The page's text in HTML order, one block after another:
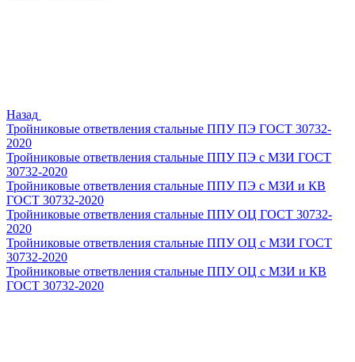
Назад
Тройниковые ответвления стальные ППУ ПЭ ГОСТ 30732-
2020
Тройниковые ответвления стальные ППУ ПЭ с МЗИ ГОСТ
30732-2020
Тройниковые ответвления стальные ППУ ПЭ с МЗИ и КВ
ГОСТ 30732-2020
Тройниковые ответвления стальные ППУ ОЦ ГОСТ 30732-
2020
Тройниковые ответвления стальные ППУ ОЦ с МЗИ ГОСТ
30732-2020
Тройниковые ответвления стальные ППУ ОЦ с МЗИ и КВ
ГОСТ 30732-2020